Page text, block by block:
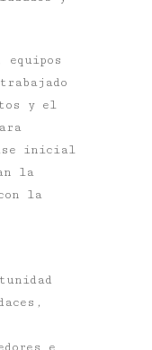
y el
inicial
la
la